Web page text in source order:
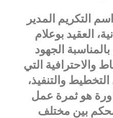
التكريم المدير
العقيد بوعلام
الجهود
والاحترافية التي
والتنفيذ،
هو ثمرة عمل
بين مختلف